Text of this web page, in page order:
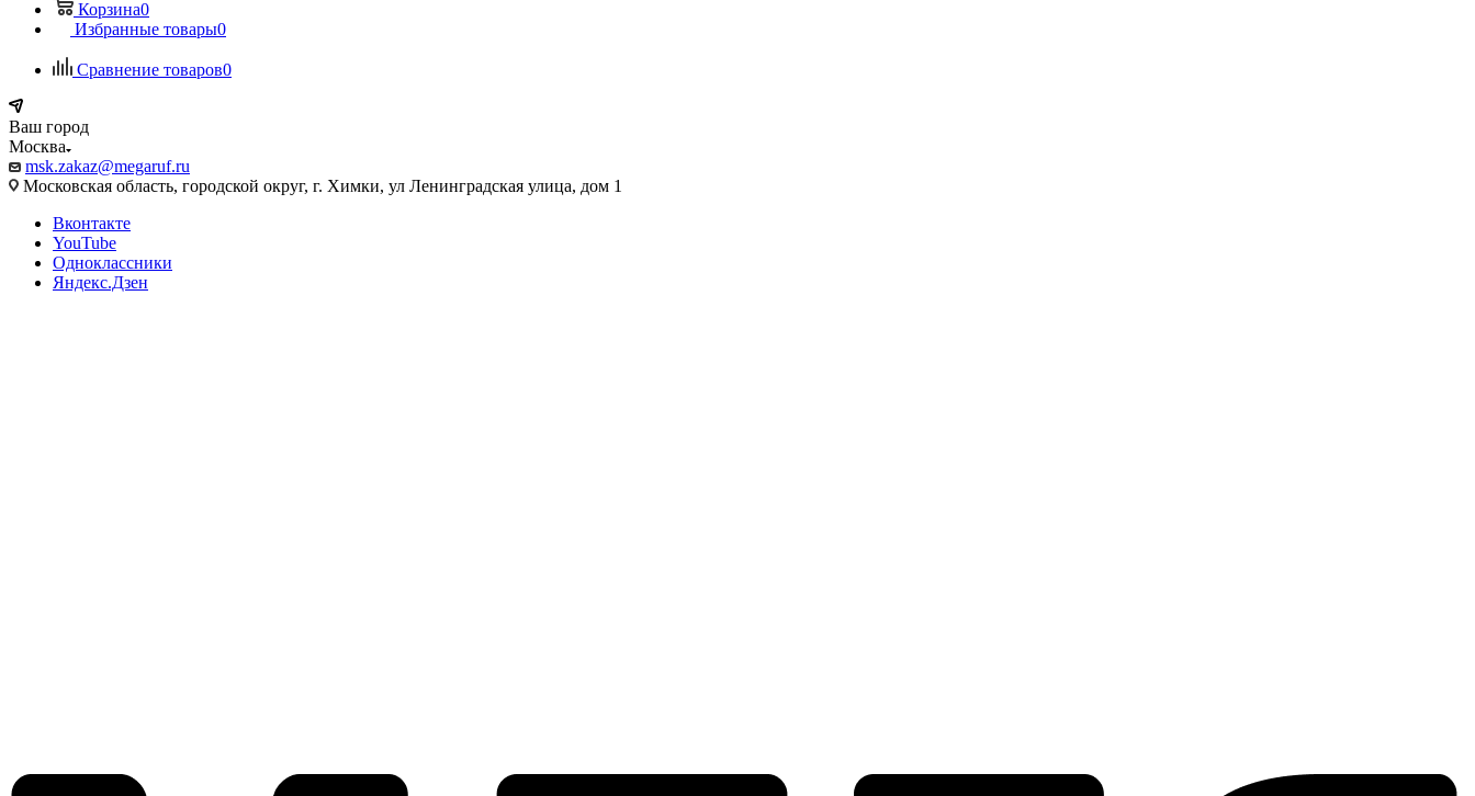
Корзина0
Избранные товары0
Сравнение товаров0
Ваш город
Москва
msk.zakaz@megaruf.ru
Московская область, городской округ, г. Химки, ул Ленинградская улица, дом 1
Вконтакте
YouTube
Одноклассники
Яндекс.Дзен